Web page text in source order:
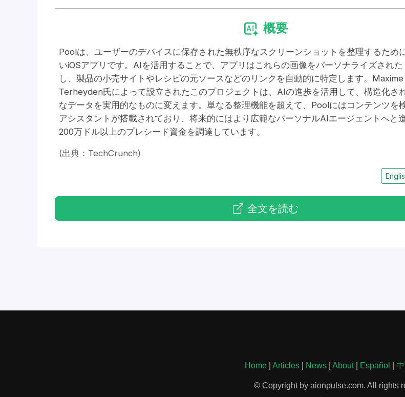
概要
Poolは、ユーザーのデバイスに保存された無秩序なスクリーンショットを整理するため
いiOSアプリです。AIを活用することで、アプリはこれらの画像をパーソナライズされ
し、製品の小売サイトやレシピの元ソースなどのリンクを自動的に特定します。
Terheyden氏によって設立されたこのプロジェクトは、AIの進歩を活用して、構造化さ
なデータを実用的なものに変えます。単なる整理機能を超えて、Poolにはコンテンツを
アシスタントが搭載されており、将来的にはより広範なパーソナルAIエージェントへと
200万ドル以上のプレシード資金を調達しています。
(出典：TechCrunch)
全文を読む
Home Articles News About| Español
© Copyright by aionpulse.com. All rights